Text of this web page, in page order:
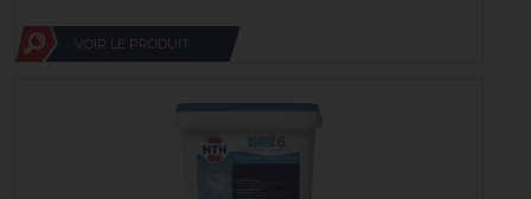
VOIR LE PRODUIT